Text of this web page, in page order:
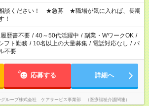
仕事と合わせ週40時間超の就業はご案内できませ
づき、週20時間以上勤務は社会保険への加入対象
労働者派遣法（日雇い派遣の原則禁止）により、
間の就業はご案内が難しい場合があります
談ください！ ★急募 ★職場が気に入れば、長期
！
履歴書不要 / 40～50代活躍中 / 副業・WワークOK /
フト勤務 / 10名以上の大量募集 / 電話対応なし / パ
不要
応募する 詳細へ
グループ株式会社 ケアサービス事業部 （医療福祉介護関連）